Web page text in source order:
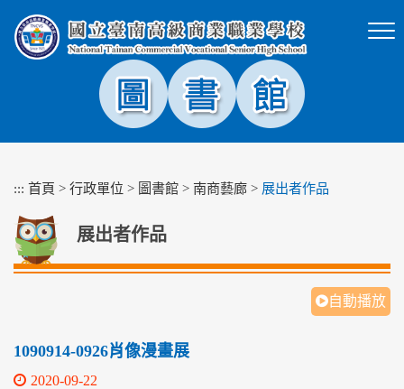
塊
::: 首頁 > 行政單位 > 圖書館 > 南商藝廊 > 展出者作品
展出者作品
自動播放
1090914-0926肖像漫畫展
2020-09-22